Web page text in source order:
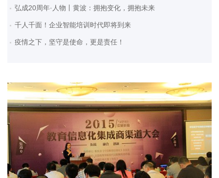
弘成20周年·人物丨黄波：拥抱变化，拥抱未来
千人千面！企业智能培训时代即将到来
疫情之下，坚守是使命，更是责任！